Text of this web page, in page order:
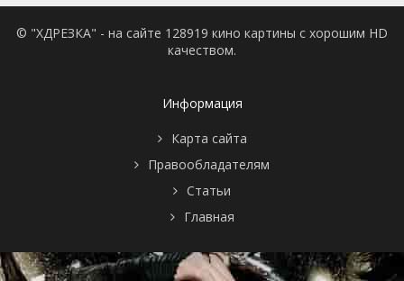
© "ХДРЕЗКА" - на сайте 128919 кино картины с хорошим HD
качеством.
Информация
Карта сайта
Правообладателям
Статьи
Главная